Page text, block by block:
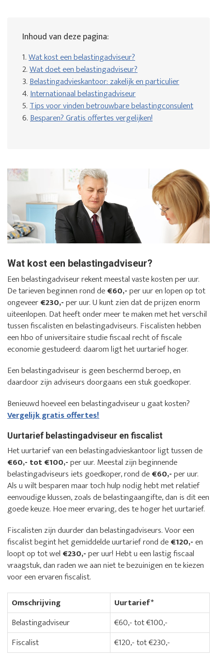
Inhoud van deze pagina:
1.Wat kost een belastingadviseur?
2.Wat doet een belastingadviseur?
3.Belastingadvieskantoor: zakelijk en particulier
4.Internationaal belastingadviseur
5.Tips voor vinden betrouwbare belastingconsulent
6.Besparen? Gratis offertes vergelijken!
Wat kost een belastingadviseur?
Een belastingadviseur rekent meestal vaste kosten per uur.
De tarieven beginnen rond de€60,-per uur en lopen op tot
ongeveer€230,-per uur. U kunt zien dat de prijzen enorm
uiteenlopen. Dat heeft onder meer te maken met het verschil
tussen fiscalisten en belastingadviseurs. Fiscalisten hebben
een hbo of universitaire studie fiscaal recht of fiscale
economie gestudeerd: daarom ligt het uurtarief hoger.
Een belastingadviseur is geen beschermd beroep, en
daardoor zijn adviseurs doorgaans een stuk goedkoper.
Benieuwd hoeveel een belastingadviseur u gaat kosten?
Vergelijk gratis offertes!
Uurtarief belastingadviseur en fiscalist
Het uurtarief van een belastingadvieskantoor ligt tussen de
€60,- tot €100,-per uur. Meestal zijn beginnende
belastingadviseurs iets goedkoper, rond de€60,-per uur.
Als u wilt besparen maar toch hulp nodig hebt met relatief
eenvoudige klussen, zoals de belastingaangifte, dan is dit een
goede keuze. Hoe meer ervaring, des te hoger het uurtarief.
Fiscalisten zijn duurder dan belastingadviseurs. Voor een
fiscalist begint het gemiddelde uurtarief rond de€120,-en
loopt op tot wel €230,-per uur! Hebt u een lastig fiscaal
vraagstuk, dan raden we aan niet te bezuinigen en te kiezen
voor een ervaren fiscalist.
Omschrijving
Uurtarief*
Belastingadviseur
€60,- tot €100,-
Fiscalist
€120,- tot €230,-